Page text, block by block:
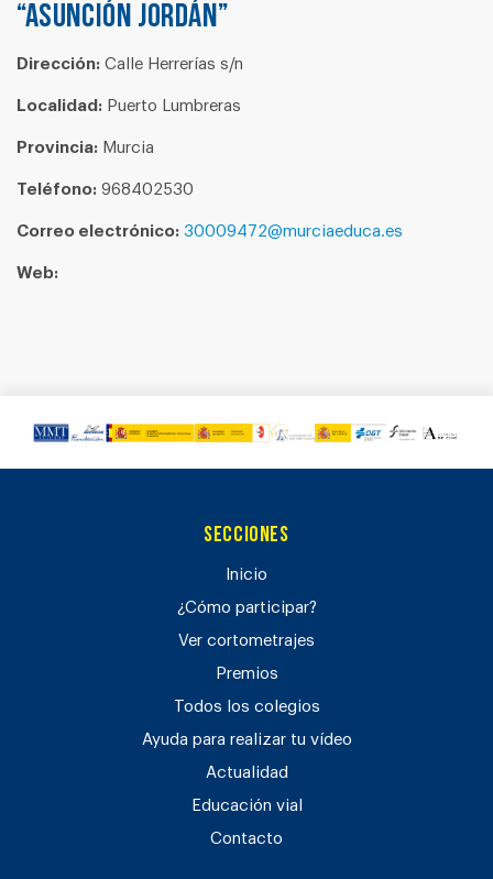
“ASUNCIÓN JORDÁN”
Dirección: Calle Herrerías s/n
Localidad: Puerto Lumbreras
Provincia: Murcia
Teléfono: 968402530
Correo electrónico: 30009472@murciaeduca.es
Web:
Secciones
Inicio
¿Cómo participar?
Ver cortometrajes
Premios
Todos los colegios
Ayuda para realizar tu vídeo
Actualidad
Educación vial
Contacto